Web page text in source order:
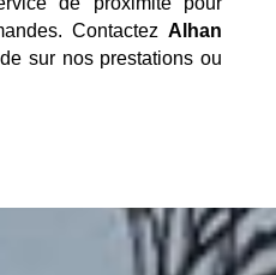
ContactezAlhan
sur nos prestations ou